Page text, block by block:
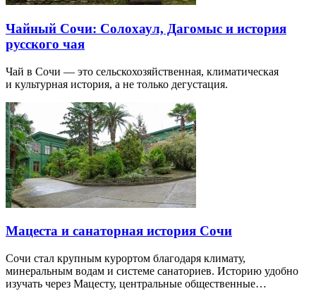
Чайный Сочи: Солохаул, Дагомыс и история
русского чая
Чай в Сочи — это сельскохозяйственная, климатическая
и культурная история, а не только дегустация.
Мацеста и санаторная история Сочи
Сочи стал крупным курортом благодаря климату,
минеральным водам и системе санаториев. Историю удобно
изучать через Мацесту, центральные общественные…